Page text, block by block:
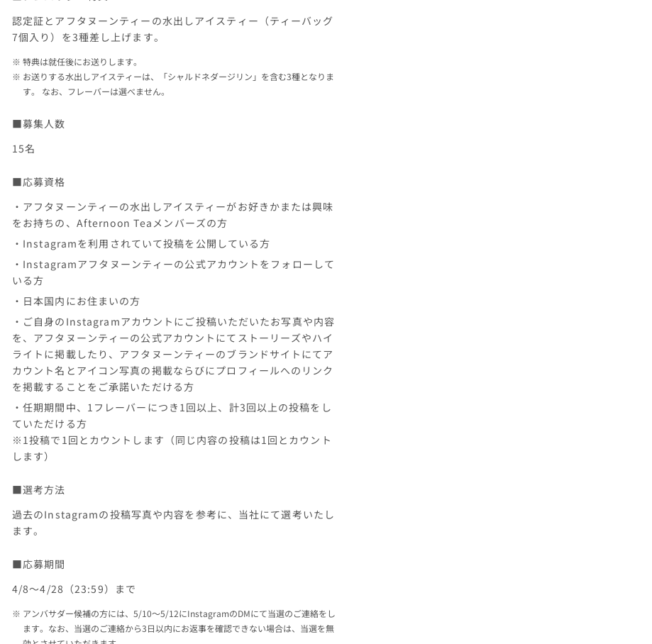
認定証とアフタヌーンティーの水出しアイスティー（ティーバッグ
7個入り）を3種差し上げます。
特典は就任後にお送りします。
お送りする水出しアイスティーは、「シャルドネダージリン」を含む3種となりま
す。 なお、フレーバーは選べません。
■募集人数
15名
■応募資格
・アフタヌーンティーの水出しアイスティーがお好きかまたは興味
をお持ちの、Afternoon Teaメンバーズの方
・Instagramを利用されていて投稿を公開している方
・Instagramアフタヌーンティーの公式アカウントをフォローして
いる方
・日本国内にお住まいの方
・ご自身のInstagramアカウントにご投稿いただいたお写真や内容
を、アフタヌーンティーの公式アカウントにてストーリーズやハイ
ライトに掲載したり、アフタヌーンティーのブランドサイトにてア
カウント名とアイコン写真の掲載ならびにプロフィールへのリンク
を掲載することをご承諾いただける方
・任期期間中、1フレーバーにつき1回以上、計3回以上の投稿をし
ていただける方
※1投稿で1回とカウントします（同じ内容の投稿は1回とカウント
します）
■選考方法
過去のInstagramの投稿写真や内容を参考に、当社にて選考いたし
ます。
■応募期間
4/8～4/28（23:59）まで
アンバサダー候補の方には、5/10～5/12にInstagramのDMにて当選のご連絡をし
ます。なお、当選のご連絡から3日以内にお返事を確認できない場合は、当選を無